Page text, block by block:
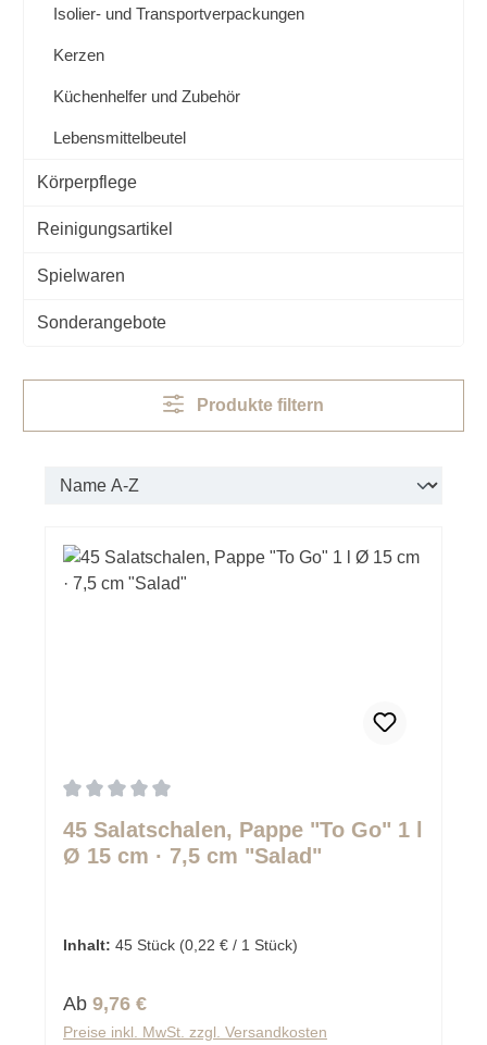
Isolier- und Transportverpackungen
Kerzen
Küchenhelfer und Zubehör
Lebensmittelbeutel
Körperpflege
Reinigungsartikel
Spielwaren
Sonderangebote
Produkte filtern
45 Salatschalen, Pappe "To Go" 1 l
Ø 15 cm · 7,5 cm "Salad"
Inhalt: 45 Stück (0,22 € / 1 Stück)
Regulärer Preis:
Ab 9,76 €
Preise inkl. MwSt. zzgl. Versandkosten